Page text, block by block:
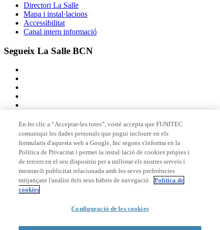
Directori La Salle
Mapa i instal·lacions
Accessibilitat
Canal intern informació
Segueix La Salle BCN
Membre de
Acreditacions
© 2026 La Salle Campus Barcelona - URL |Avís legal
En fer clic a “Acceptar-les totes”, vostè accepta que FUNITEC
comuniqui les dades personals que pugui incloure en els
formularis d'aquesta web a Google, Inc segons s'informa en la
Política de Privacitat i permet la instal·lació de cookies pròpies i
de tercers en el seu dispositiu per a millorar els nostres serveis i
mostrar-li publicitat relacionada amb les seves preferències
mitjançant l'anàlisi dels seus hàbits de navegació. Política de
cookies
Configuració de les cookies